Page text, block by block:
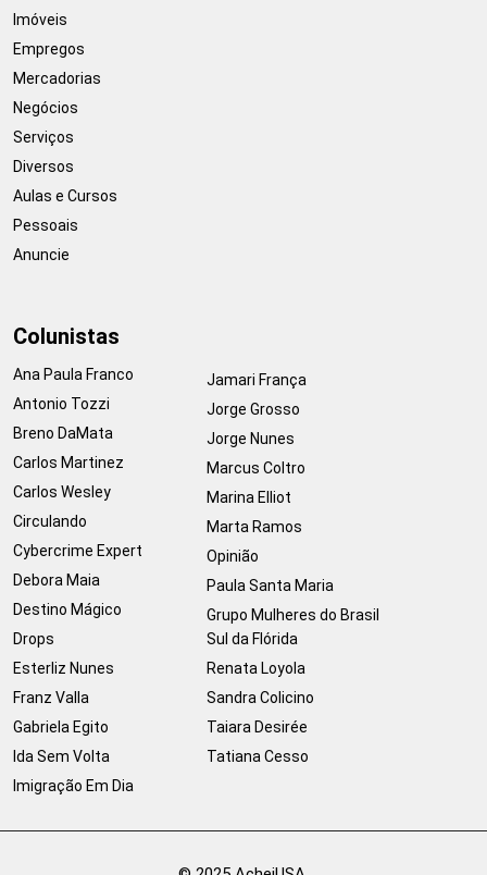
Imóveis
Empregos
Mercadorias
Negócios
Serviços
Diversos
Aulas e Cursos
Pessoais
Anuncie
Colunistas
Ana Paula Franco
Antonio Tozzi
Breno DaMata
Carlos Martinez
Carlos Wesley
Circulando
Cybercrime Expert
Debora Maia
Destino Mágico
Drops
Esterliz Nunes
Franz Valla
Gabriela Egito
Ida Sem Volta
Imigração Em Dia
Jamari França
Jorge Grosso
Jorge Nunes
Marcus Coltro
Marina Elliot
Marta Ramos
Opinião
Paula Santa Maria
Grupo Mulheres do Brasil
Sul da Flórida
Renata Loyola
Sandra Colicino
Taiara Desirée
Tatiana Cesso